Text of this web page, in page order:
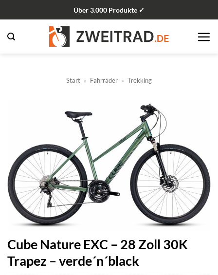
Inhalt
springen
Über 3.000 Produkte ✓
Start » Fahrräder » Trekking
Cube Nature EXC – 28 Zoll 30K
Trapez – verde´n´black